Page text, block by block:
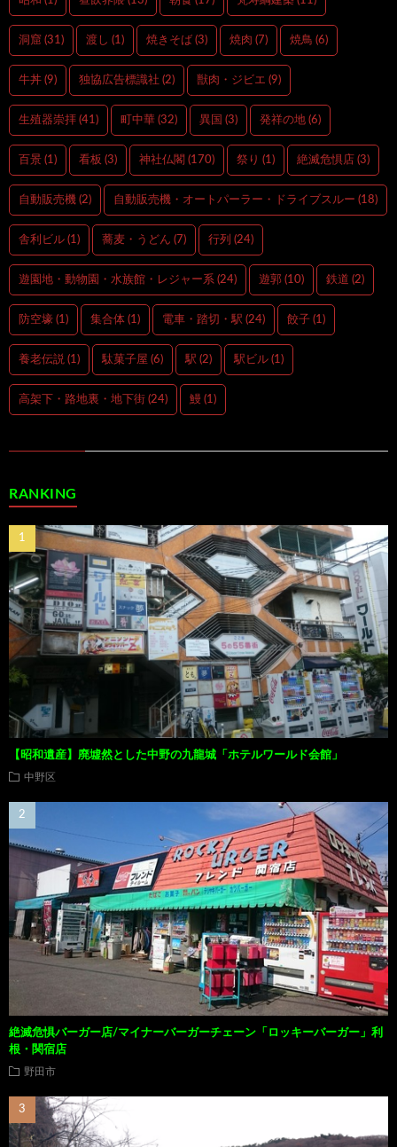
洞窟 (31) 渡し (1) 焼きそば (3) 焼肉 (7) 焼鳥 (6)
牛丼 (9) 独協広告標識社 (2) 獣肉・ジビエ (9)
生殖器崇拝 (41) 町中華 (32) 異国 (3) 発祥の地 (6)
百景 (1) 看板 (3) 神社仏閣 (170) 祭り (1) 絶滅危惧店 (3)
自動販売機 (2) 自動販売機・オートパーラー・ドライブスルー (18)
舎利ビル (1) 蕎麦・うどん (7) 行列 (24)
遊園地・動物園・水族館・レジャー系 (24) 遊郭 (10) 鉄道 (2)
防空壕 (1) 集合体 (1) 電車・踏切・駅 (24) 餃子 (1)
養老伝説 (1) 駄菓子屋 (6) 駅 (2) 駅ビル (1)
高架下・路地裏・地下街 (24) 鰻 (1)
RANKING
【昭和遺産】廃墟然とした中野の九龍城「ホテルワールド会館」
中野区
絶滅危惧バーガー店/マイナーバーガーチェーン「ロッキーバーガー」利
根・関宿店
野田市